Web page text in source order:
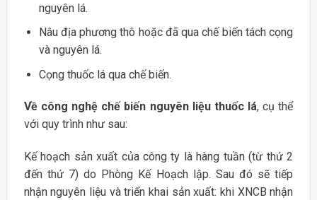
nguyên lá.
Nâu địa phương thô hoặc đã qua chế biến tách cọng
và nguyên lá.
Cọng thuốc lá qua chế biến.
Về công nghệ chế biến nguyên liệu thuốc lá, cụ thể
với quy trình như sau:
Kế hoạch sản xuất của công ty là hàng tuần (từ thứ 2
đến thứ 7) do Phòng Kế Hoạch lập. Sau đó sẽ tiếp
nhận nguyên liệu và triển khai sản xuất: khi XNCB nhận